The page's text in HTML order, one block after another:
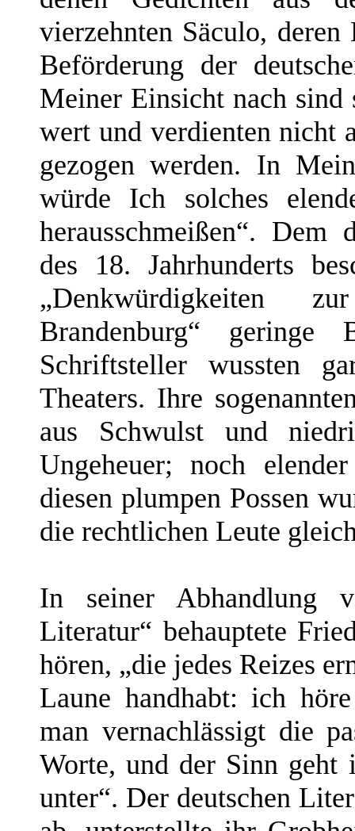
vierzehnten Säculo,
Beförderung der
Meiner Einsicht nach sind
wert und verdienten nicht
gezogen werden. In
würde Ich solches
herausschmeißen“. Dem
des 18. Jahrhunderts
„Denkwürdigkeiten
Brandenburg“ geringe
Schriftsteller wussten
Theaters. Ihre
aus Schwulst und
Ungeheuer; noch
diesen plumpen Possen
die rechtlichen Leute
In seiner Abhandlung
Literatur“ behauptete
hören, „die jedes Reizes
Laune handhabt: ich
man vernachlässigt die
Worte, und der Sinn geht
unter“. Der deutschen